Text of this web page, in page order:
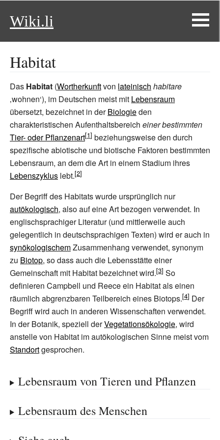
Wiki.li
Habitat
Das Habitat (Wortherkunftvon lateinisch habitare
‚wohnen‘), im Deutschen meist mit Lebensraum
übersetzt, bezeichnet in derBiologieden
charakteristischen Aufenthaltsbereich einer bestimmten
Tier- oder Pflanzenart
beziehungsweise den durch
spezifische abiotische und biotische Faktoren bestimmten
Lebensraum, an dem die Art in einem Stadium ihres
Lebenszyklus lebt.
Der Begriff des Habitats wurde ursprünglich nur
autökologisch, also auf eine Art bezogen verwendet. In
englischsprachiger Literatur (und mittlerweile auch
gelegentlich in deutschsprachigen Texten) wird er auch in
synökologischemZusammenhang verwendet, synonym
zu Biotop, so dass auch die Lebensstätte einer
Gemeinschaft mit Habitat bezeichnet wird.
So
definieren Campbell und Reece ein Habitat als einen
räumlich abgrenzbaren Teilbereich eines Biotops.
Der
Begriff wird auch in anderen Wissenschaften verwendet.
In der Botanik, speziell derVegetationsökologie, wird
anstelle von Habitat im autökologischen Sinne meist vom
Standortgesprochen.
Lebensraum von Tieren und Pflanzen
Lebensraum des Menschen